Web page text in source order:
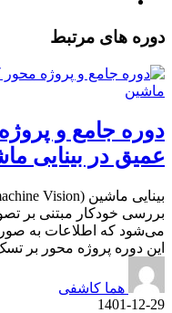
دوره های مرتبط
دوره جامع و
عمیق در بینایی
بررسی خودکار مبتنی بر
می‌شود که اطلاعات به
این دوره پروژه محور بر
هما کاشفی
1401-12-29